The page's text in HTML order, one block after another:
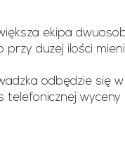
ekipa
dużej ilości
odbędzie się
telefonicznej